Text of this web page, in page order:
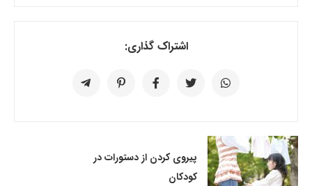
اشتراک گذاری:
پیروی کردن از دستورات در
کودکان